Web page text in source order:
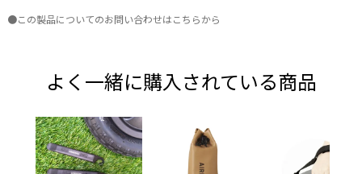
●この製品についてのお問い合わせはこちらから
よく一緒に購入されている商品